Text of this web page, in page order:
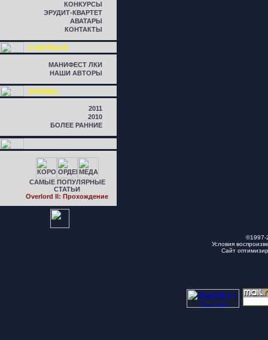
КОНКУРСЫ
ЭРУДИТ-КВАРТЕТ
АВАТАРЫ
КОНТАКТЫ
О ЖУРНАЛЕ
МАНИФЕСТ ЛКИ
НАШИ АВТОРЫ
АРХИВЫ
2011
2010
БОЛЕЕ РАННИЕ
САМЫЕ ПОПУЛЯРНЫЕ
СТАТЬИ
Overlord II: Прохождение
Условия
Сайт